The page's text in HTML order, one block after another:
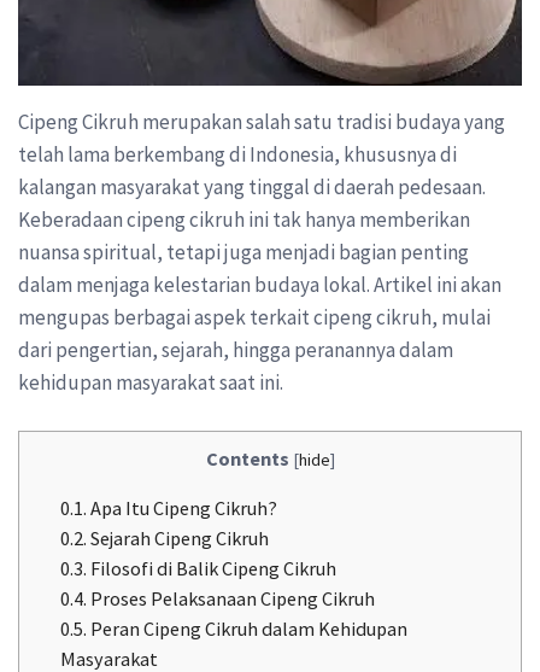
Cipeng Cikruh merupakan salah satu tradisi budaya yang
telah lama berkembang di Indonesia, khususnya di
kalangan masyarakat yang tinggal di daerah pedesaan.
Keberadaan cipeng cikruh ini tak hanya memberikan
nuansa spiritual, tetapi juga menjadi bagian penting
dalam menjaga kelestarian budaya lokal. Artikel ini akan
mengupas berbagai aspek terkait cipeng cikruh, mulai
dari pengertian, sejarah, hingga peranannya dalam
kehidupan masyarakat saat ini.
Contents [hide]
0.1. Apa Itu Cipeng Cikruh?
0.2. Sejarah Cipeng Cikruh
0.3. Filosofi di Balik Cipeng Cikruh
0.4. Proses Pelaksanaan Cipeng Cikruh
0.5. Peran Cipeng Cikruh dalam Kehidupan
Masyarakat